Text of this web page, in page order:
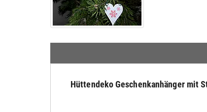
Hüttendeko Geschenkanhänger mit